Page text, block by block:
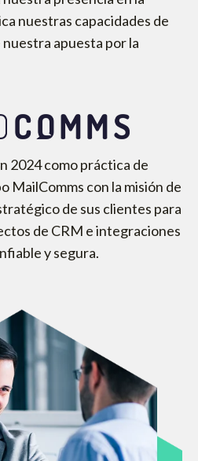
nuestras capacidades de
apuesta por la
2024 como práctica de
MailComms con la misión de
de sus clientes para
de CRM e integraciones
y segura.